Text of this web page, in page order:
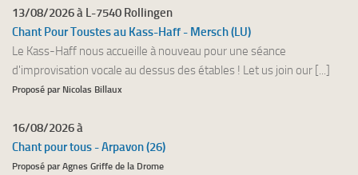
13/08/2026 à L-7540 Rollingen
Chant Pour Toustes au Kass-Haff - Mersch (LU)
Le Kass-Haff nous accueille à nouveau pour une séance
d'improvisation vocale au dessus des étables ! Let us join our [...]
Proposé par Nicolas Billaux
16/08/2026 à
Chant pour tous - Arpavon (26)
Proposé par Agnes Griffe de la Drome